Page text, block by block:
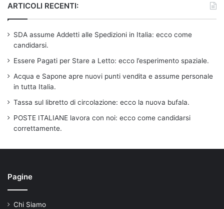
ARTICOLI RECENTI:
SDA assume Addetti alle Spedizioni in Italia: ecco come
candidarsi.
Essere Pagati per Stare a Letto: ecco l’esperimento spaziale.
Acqua e Sapone apre nuovi punti vendita e assume personale
in tutta Italia.
Tassa sul libretto di circolazione: ecco la nuova bufala.
POSTE ITALIANE lavora con noi: ecco come candidarsi
correttamente.
Pagine
Chi Siamo